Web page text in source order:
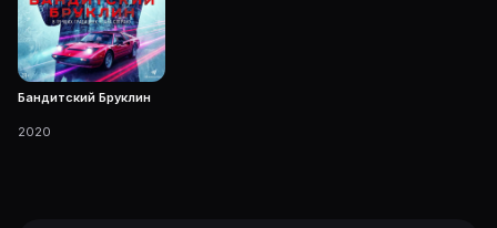
Бандитский Бруклин
2020